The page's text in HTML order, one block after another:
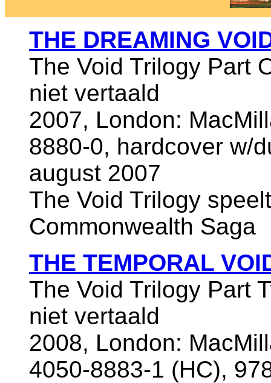
THE DREAMING
The Void Trilogy Part
niet vertaald
2007, London:
8880-0, hardcover w/
august 2007
The Void Trilogy
Commonwealth Saga
THE TEMPORAL
The Void Trilogy Part
niet vertaald
2008, London:
4050-8883-1 (HC),